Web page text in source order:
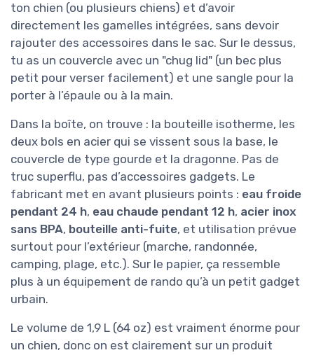
ton chien (ou plusieurs chiens) et d’avoir
directement les gamelles intégrées, sans devoir
rajouter des accessoires dans le sac. Sur le dessus,
tu as un couvercle avec un "chug lid" (un bec plus
petit pour verser facilement) et une sangle pour la
porter à l’épaule ou à la main.
Dans la boîte, on trouve : la bouteille isotherme, les
deux bols en acier qui se vissent sous la base, le
couvercle de type gourde et la dragonne. Pas de
truc superflu, pas d’accessoires gadgets. Le
fabricant met en avant plusieurs points : eau froide
pendant 24 h, eau chaude pendant 12 h, acier inox
sans BPA, bouteille anti-fuite, et utilisation prévue
surtout pour l’extérieur (marche, randonnée,
camping, plage, etc.). Sur le papier, ça ressemble
plus à un équipement de rando qu’à un petit gadget
urbain.
Le volume de 1,9 L (64 oz) est vraiment énorme pour
un chien, donc on est clairement sur un produit